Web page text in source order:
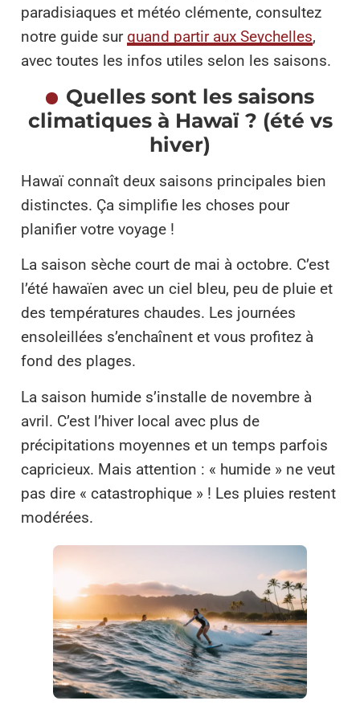
paradisiaques et météo clémente, consultez
notre guide sur quand partir aux Seychelles,
avec toutes les infos utiles selon les saisons.
Quelles sont les saisons
climatiques à Hawaï ? (été vs
hiver)
Hawaï connaît deux saisons principales bien
distinctes. Ça simplifie les choses pour
planifier votre voyage !
La saison sèche court de mai à octobre. C’est
l’été hawaïen avec un ciel bleu, peu de pluie et
des températures chaudes. Les journées
ensoleillées s’enchaînent et vous profitez à
fond des plages.
La saison humide s’installe de novembre à
avril. C’est l’hiver local avec plus de
précipitations moyennes et un temps parfois
capricieux. Mais attention : « humide » ne veut
pas dire « catastrophique » ! Les pluies restent
modérées.